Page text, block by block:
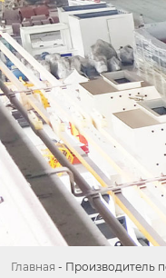
Главная - Производитель